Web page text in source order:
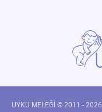
UYKU MELEĞİ © 2011 -